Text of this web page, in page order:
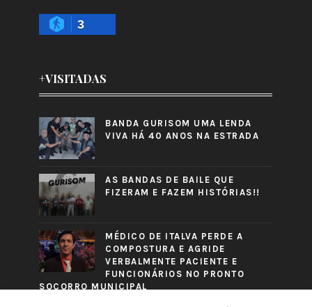
3
+VISITADAS
BANDA GURISOM UMA LENDA
VIVA HÁ 40 ANOS NA ESTRADA
AS BANDAS DE BAILE QUE
FIZERAM E FAZEM HISTÓRIAS!!
MÉDICO DE ITALVA PERDE A
COMPOSTURA E AGRIDE
VERBALMENTE PACIENTE E
FUNCIONÁRIOS NO PRONTO
SOCORRO MUNICIPAL